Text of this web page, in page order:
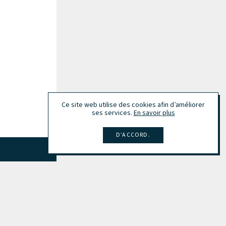
Ce site web utilise des cookies afin d’améliorer
ses services.En savoir plus
D’ACCORD.
Tout afficher